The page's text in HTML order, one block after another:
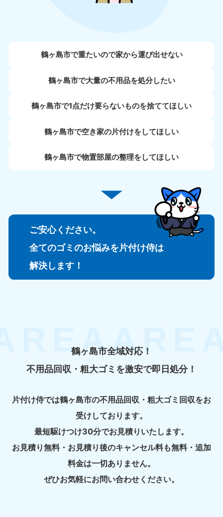
鶴ヶ島市で重たいので家から運び出せない
鶴ヶ島市で大量の不用品を処分したい
鶴ヶ島市で1点だけ要らないものを捨ててほしい
鶴ヶ島市で空き家の片付けをしてほしい
鶴ヶ島市で物置部屋の整理をしてほしい
ご安心ください。
全てのゴミのお悩みを片付け侍は
解決します！
鶴ヶ島市全域対応！
不用品回収・粗大ゴミを激安で即日処分！
片付け侍では鶴ヶ島市の不用品回収・粗大ゴミ回収をお
受けしております。
最短駆けつけ30分でお見積りいたします。
お見積り無料・お見積り後のキャンセル料も無料・追加
料金は一切ありません。
ぜひお気軽にお問い合わせください。